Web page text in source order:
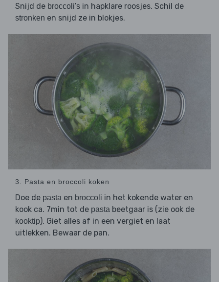
Snijd de broccoli's in hapklare roosjes. Schil de
stronken en snijd ze in blokjes.
3. Pasta en broccoli koken
Doe de pasta en broccoli in het kokende water en
kook ca. 7min tot de pasta beetgaar is (zie ook de
kooktip). Giet alles af in een vergiet en laat
uitlekken. Bewaar de pan.